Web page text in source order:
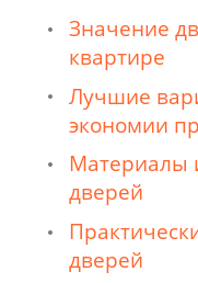
Значение
квартире
Лучшие
экономии
Материалы
дверей
дверей